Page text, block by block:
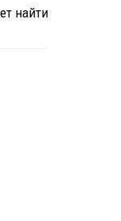
найти